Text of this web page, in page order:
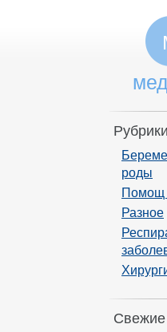
Рубрики
роды
Помощ
Разное
Свежие